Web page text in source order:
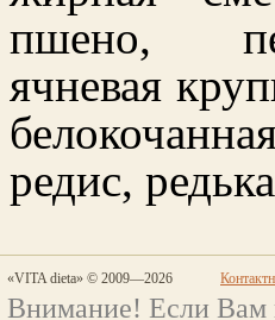
пшено,
ячневая
редис,
«VITA dieta» © 2009—2026
Внимание! Если Вам